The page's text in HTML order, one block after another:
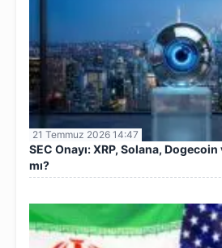
21 Temmuz 2026 14:47
SEC Onayı: XRP, Solana,
mı?